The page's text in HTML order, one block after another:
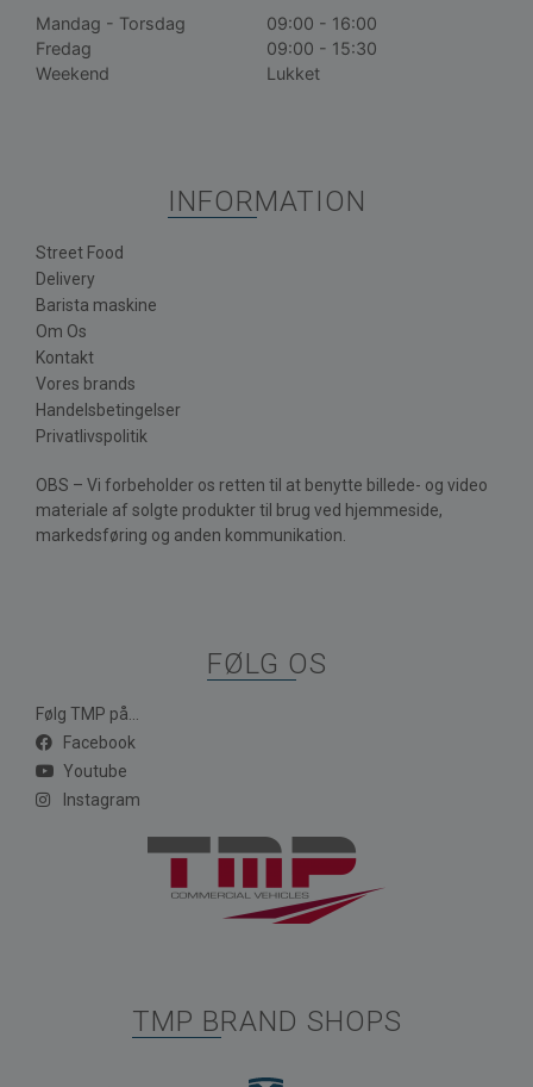
Mandag - Torsdag
09:00 - 16:00
Fredag
09:00 - 15:30
Weekend
Lukket
INFORMATION
Street Food
Delivery
Barista maskine
Om Os
Kontakt
Vores brands
Handelsbetingelser
Privatlivspolitik
OBS – Vi forbeholder os retten til at benytte billede- og video
materiale af solgte produkter til brug ved hjemmeside,
markedsføring og anden kommunikation.
FØLG OS
Følg TMP på...
Facebook
Youtube
Instagram
TMP BRAND SHOPS